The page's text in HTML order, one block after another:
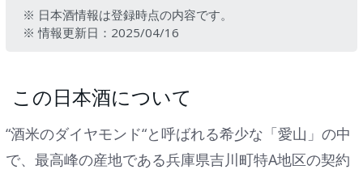
※ 日本酒情報は登録時点の内容です。
※ 情報更新日：2025/04/16
この日本酒について
“酒米のダイヤモンド“と呼ばれる希少な「愛山」の中
で、最高峰の産地である兵庫県吉川町特A地区の契約